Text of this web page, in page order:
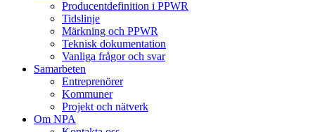
Producentdefinition i PPWR
Tidslinje
Märkning och PPWR
Teknisk dokumentation
Vanliga frågor och svar
Samarbeten
Entreprenörer
Kommuner
Projekt och nätverk
Om NPA